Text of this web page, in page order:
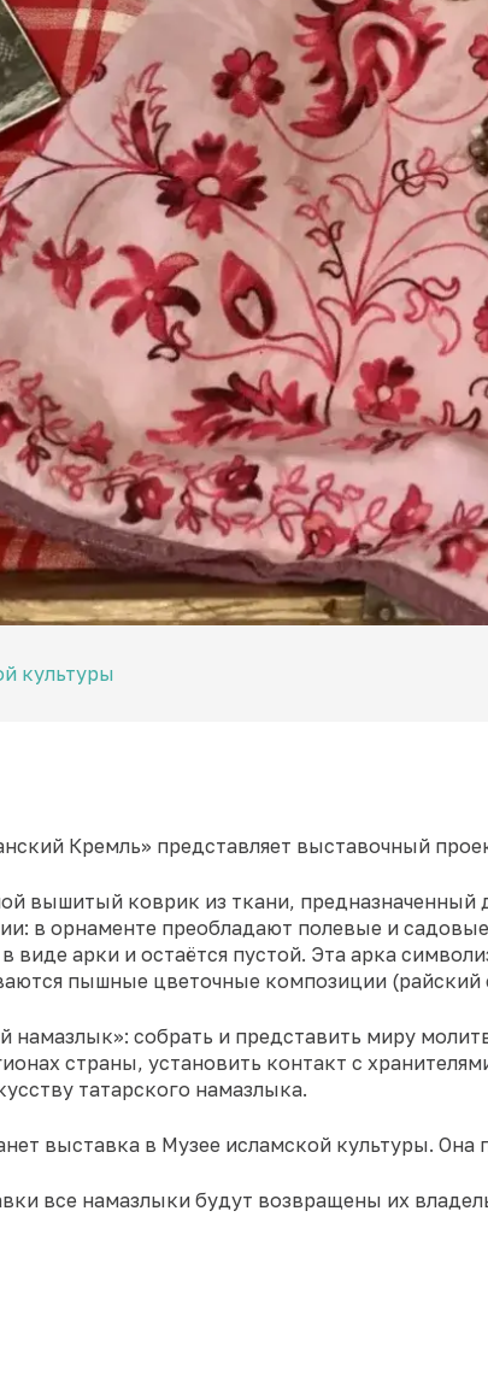
культуры
Кремль» представляет выставочный
вышитый коврик из ткани, предназначенный
в орнаменте преобладают полевые и
виде арки и остаётся пустой. Эта арка
пышные цветочные композиции (райский
намазлык»: собрать и представить миру
страны, установить контакт с
татарского намазлыка.
выставка в Музее исламской культуры. Она
все намазлыки будут возвращены их